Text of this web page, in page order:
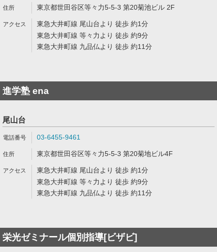
東京都世田谷区等々力5-5-3 第20菊池ビル 2F
東急大井町線 尾山台より 徒歩 約1分
東急大井町線 等々力より 徒歩 約9分
東急大井町線 九品仏より 徒歩 約11分
進学塾 ena
尾山台
03-6455-9461
東京都世田谷区等々力5-5-3 第20菊地ビル4F
東急大井町線 尾山台より 徒歩 約1分
東急大井町線 等々力より 徒歩 約9分
東急大井町線 九品仏より 徒歩 約11分
栄光ゼミナール個別指導[ビザビ]